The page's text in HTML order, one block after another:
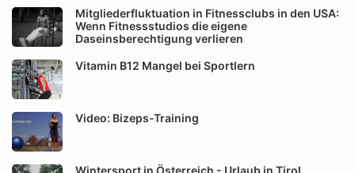
Mitgliederfluktuation in Fitnessclubs in den USA:
Wenn Fitnessstudios die eigene
Daseinsberechtigung verlieren
Vitamin B12 Mangel bei Sportlern
Video: Bizeps-Training
Wintersport in Österreich - Urlaub in Tirol